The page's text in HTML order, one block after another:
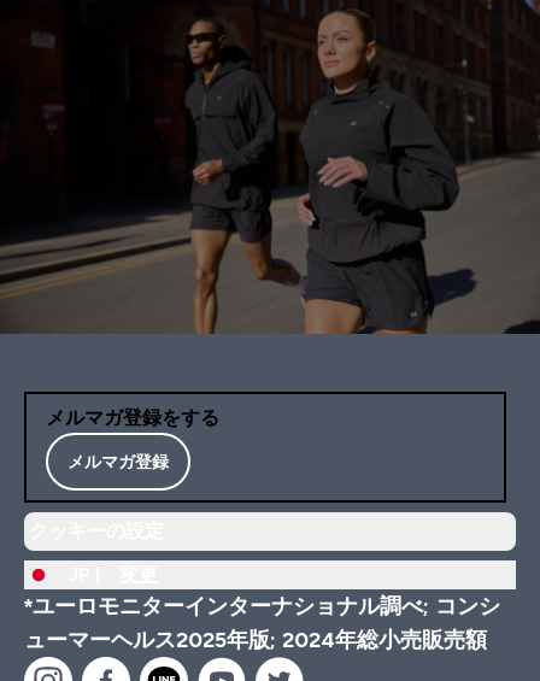
メルマガ登録をする
メルマガ登録
*ユーロモニターインターナショナル調べ; コンシ
ューマーヘルス2025年版; 2024年総小売販売額